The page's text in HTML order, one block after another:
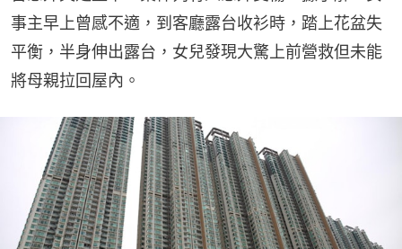
事主早上曾感不適，到客廳露台收衫時，踏上花盆失
平衡，半身伸出露台，女兒發現大驚上前營救但未能
將母親拉回屋內。